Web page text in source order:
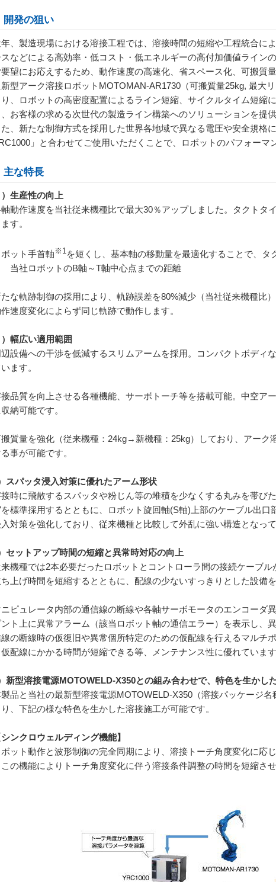
開発の狙い
、製造現場における溶接工程では、溶接時間の短縮や工程統合に
などによる高効率・低コスト・低エネルギーの高付加価値ライン
望にお応えするため、動作速度の高速化、省スペース化、可搬質
新型アーク溶接ロボット MOTOMAN-AR1730 （可搬質量25kg, 最大
、ロボットの高密度配置によるライン短縮、サイクルタイム短縮
、お客様の求める次世代の製造ライン構築へのソリューションを提供
、新たな制御方式を採用した世界各地域で異なる電圧や安全規格
」と合わせてご使用いただくことで、ロボットのパフォーマ
主な特長
）生産性の向上
軸動作速度を当社従来機種比で最大30％アップしました。タクトタ
す。
ボット手首軸 ※ 1を短くし、基本軸の移動量を最適化することで、タ
当社ロボットのB軸～T軸中心点までの距離
たな軌跡制御の採用により、軌跡誤差を80%減少（当社従来機種比
作速度変化によらず同じ軌跡で動作します。
）幅広い適用範囲
辺設備への干渉を低減するスリムアームを採用。コンパクトボディ
ます。
接品質を向上させる各種機能、サーボトーチ等を搭載可能。中空ア
納可能です。
搬質量を強化（従来機種： 24kg→新機種： 25kg）しており、アーク
事が可能です。
スパッタ浸入対策に優れたアーム形状
接時に飛散するスパッタや粉じん等の堆積を少なくする丸みを帯び
を標準採用するとともに、ロボット旋回軸(S軸) 上部のケーブル出
対策を強化しており、従来機種と比較して外乱に強い構造となって
セットアップ時間の短縮と異常時対応の向上
来機種では2本必要だったロボットとコントローラ間の接続ケーブ
上げ時間を短縮するとともに、配線の少ないすっきりとした設備を
ニピュレータ内部の通信線の断線や各軸サーボモータのエンコーダ
ント上に異常アラーム（該当ロボット軸の通信エラー）を表示し、
の断線時の仮復旧や異常個所特定のための仮配線を行えるマルチ
仮配線にかかる時間が短縮できる等、メンテナンス性に優れています
新型溶接電源MOTOWELD-X350との組み合わせで、特色を生かし
品と当社の最新型溶接電源MOTOWELD-X350 （溶接パッケージ名
、下記の様な特色を生かした溶接施工が可能です。
ンクロウェルディング機能】
ット動作と波形制御の完全同期により、溶接トーチ角度変化に応
の機能によりトーチ角度変化に伴う溶接条件調整の時間を短縮さ